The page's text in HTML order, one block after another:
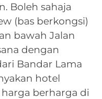
Boleh sahaja
(bas berkongsi)
bawah Jalan
dengan
Bandar Lama
hotel
berharga di